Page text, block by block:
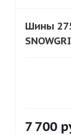
Шины
7 700